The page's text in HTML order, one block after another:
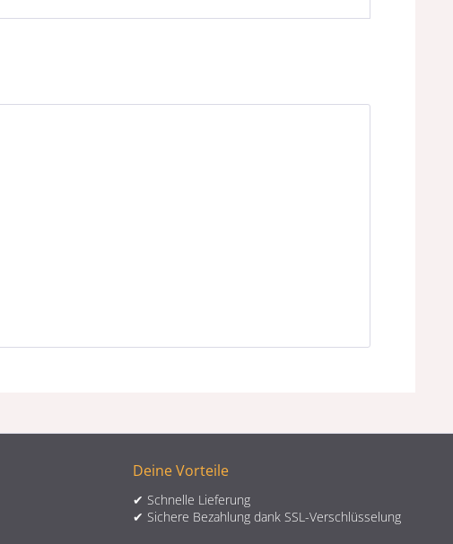
Deine Vorteile
✔ Schnelle Lieferung
✔ Sichere Bezahlung dank SSL-Verschlüsselung